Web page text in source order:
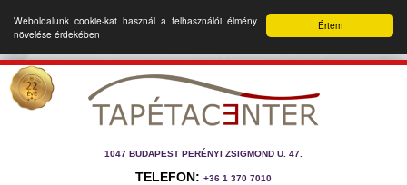
Értem
Weboldalunk cookie-kat használ a felhasználói élmény
növelése érdekében
1047 BUDAPEST PERÉNYI ZSIGMOND U. 47.
TELEFON: +36 1 370 7010